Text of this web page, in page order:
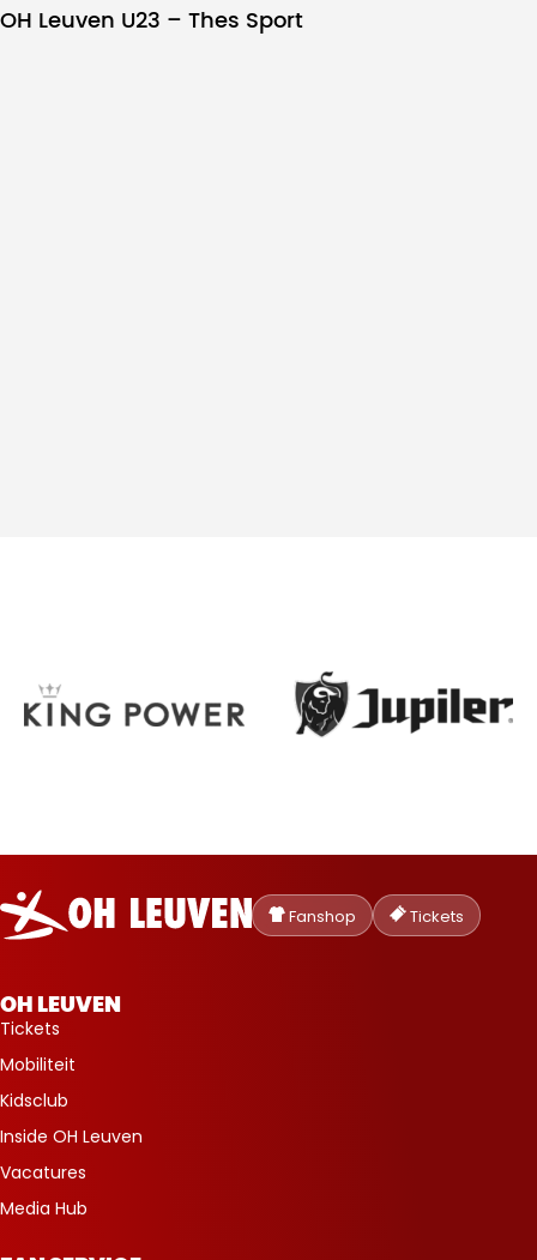
OH Leuven U23 – Thes Sport
Oud-
Heverlee
Leuven
Fanshop Tickets
OH LEUVEN
Tickets
Mobiliteit
Kidsclub
Inside OH Leuven
Vacatures
Media Hub